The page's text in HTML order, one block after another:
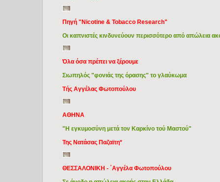
Πηγή "Nicotine & Tobacco Research"
Οι καπνιστές κινδυνεύουν περισσότερο από απώλεια
Όλα όσα πρέπει να ξέρουμε
Σιωπηλός "φονιάς της όρασης" το γλαύκωμα
Τής Αγγέλας Φωτοπούλου
ΑΘΗΝΑ
"Η εγκυμοσύνη μετά τον Καρκίνο τού Μαστού"
Της Νατάσας Παζαϊτη*
ΘΕΣΣΑΛΟΝΙΚΗ - ΄Αγγέλα Φωτοπούλου